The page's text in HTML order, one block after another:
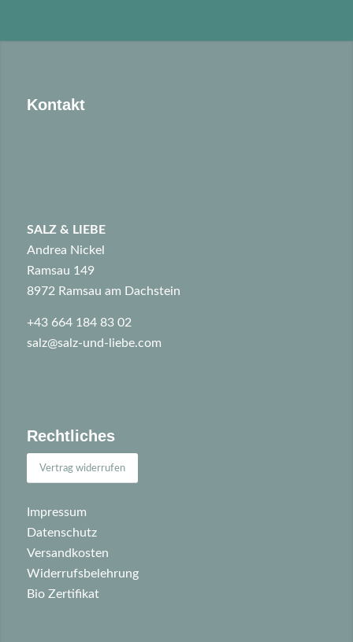
Kontakt
SALZ & LIEBE
Andrea Nickel
Ramsau 149
8972 Ramsau am Dachstein
+43 664 184 83 02
salz@salz-und-liebe.com
Rechtliches
Vertrag widerrufen
Impressum
Datenschutz
Versandkosten
Widerrufsbelehrung
Bio Zertifikat